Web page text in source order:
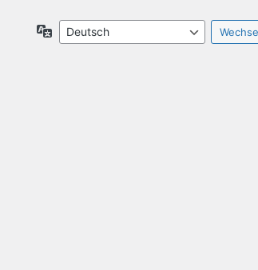
Sprache